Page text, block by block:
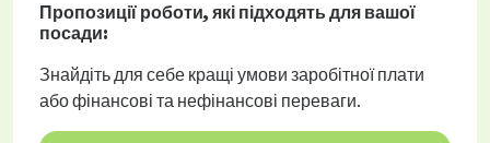
Пропозиції роботи, які підходять для вашої
посади:
Знайдіть для себе кращі умови заробітної плати
або фінансові та нефінансові переваги.